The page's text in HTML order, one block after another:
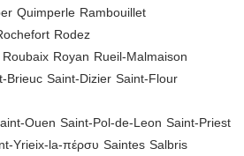
Quimperle Rambouillet
Rodez
Roubaix Royan Rueil-Malmaison
Brieuc Saint-Dizier Saint-Flour
Ouen Saint-Pol-de-Leon Saint-Priest
Yrieix-la-πέρσυ Saintes Salbris